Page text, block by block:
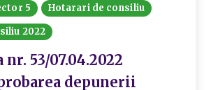
5
Hotarari de consiliu
2022
53/07.04.2022
depunerii